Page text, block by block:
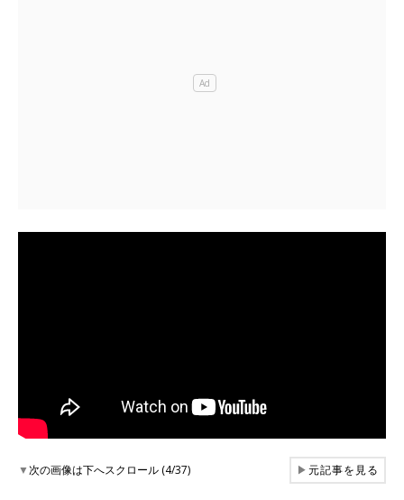
▼次の画像は下へスクロール (4/37) ▶元記事を見る